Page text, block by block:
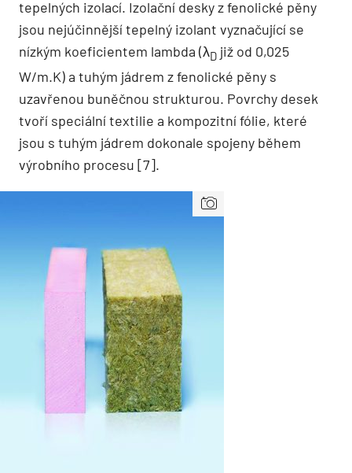
tepelných izolací. Izolační desky z fenolické pěny
jsou nejúčinnější tepelný izolant vyznačující se
nízkým koeficientem lambda (λD již od 0,025
W/m.K) a tuhým jádrem z fenolické pěny s
uzavřenou buněčnou strukturou. Povrchy desek
tvoří speciální textilie a kompozitní fólie, které
jsou s tuhým jádrem dokonale spojeny během
výrobního procesu [7].